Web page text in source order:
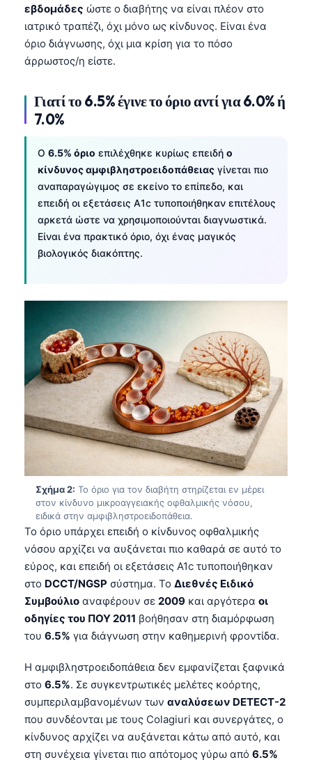
εβδομάδες ώστε ο διαβήτης να είναι πλέον στο
ιατρικό τραπέζι, όχι μόνο ως κίνδυνος. Είναι ένα
όριο διάγνωσης, όχι μια κρίση για το πόσο
άρρωστος/η είστε.
Γιατί το 6.5% έγινε το όριο αντί για 6.0% ή
7.0%
Ο 6.5% όριο επιλέχθηκε κυρίως επειδή ο
κίνδυνος αμφιβληστροειδοπάθειας γίνεται πιο
αναπαραγώγιμος σε εκείνο το επίπεδο, και
επειδή οι εξετάσεις A1c τυποποιήθηκαν επιτέλους
αρκετά ώστε να χρησιμοποιούνται διαγνωστικά.
Είναι ένα πρακτικό όριο, όχι ένας μαγικός
βιολογικός διακόπτης.
Σχήμα 2: Το όριο για τον διαβήτη στηρίζεται εν μέρει
στον κίνδυνο μικροαγγειακής οφθαλμικής νόσου,
ειδικά στην αμφιβληστροειδοπάθεια.
Το όριο υπάρχει επειδή ο κίνδυνος οφθαλμικής
νόσου αρχίζει να αυξάνεται πιο καθαρά σε αυτό το
εύρος, και επειδή οι εξετάσεις A1c τυποποιήθηκαν
στο DCCT/NGSP σύστημα. Το Διεθνές Ειδικό
Συμβούλιο αναφέρουν σε 2009 και αργότερα οι
οδηγίες του ΠΟΥ 2011 βοήθησαν στη διαμόρφωση
του 6.5% για διάγνωση στην καθημερινή φροντίδα.
Η αμφιβληστροειδοπάθεια δεν εμφανίζεται ξαφνικά
στο 6.5%. Σε συγκεντρωτικές μελέτες κοόρτης,
συμπεριλαμβανομένων των αναλύσεων DETECT-2
που συνδέονται με τους Colagiuri και συνεργάτες, ο
κίνδυνος αρχίζει να αυξάνεται κάτω από αυτό, και
στη συνέχεια γίνεται πιο απότομος γύρω από 6.5%